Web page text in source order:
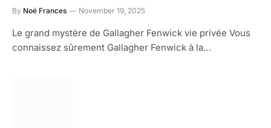
By Noé Frances November 19, 2025
Le grand mystère de Gallagher Fenwick vie privée Vous
connaissez sûrement Gallagher Fenwick à la…